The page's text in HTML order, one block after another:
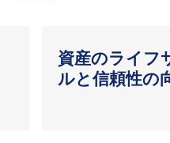
サイク
向上
世界
拠